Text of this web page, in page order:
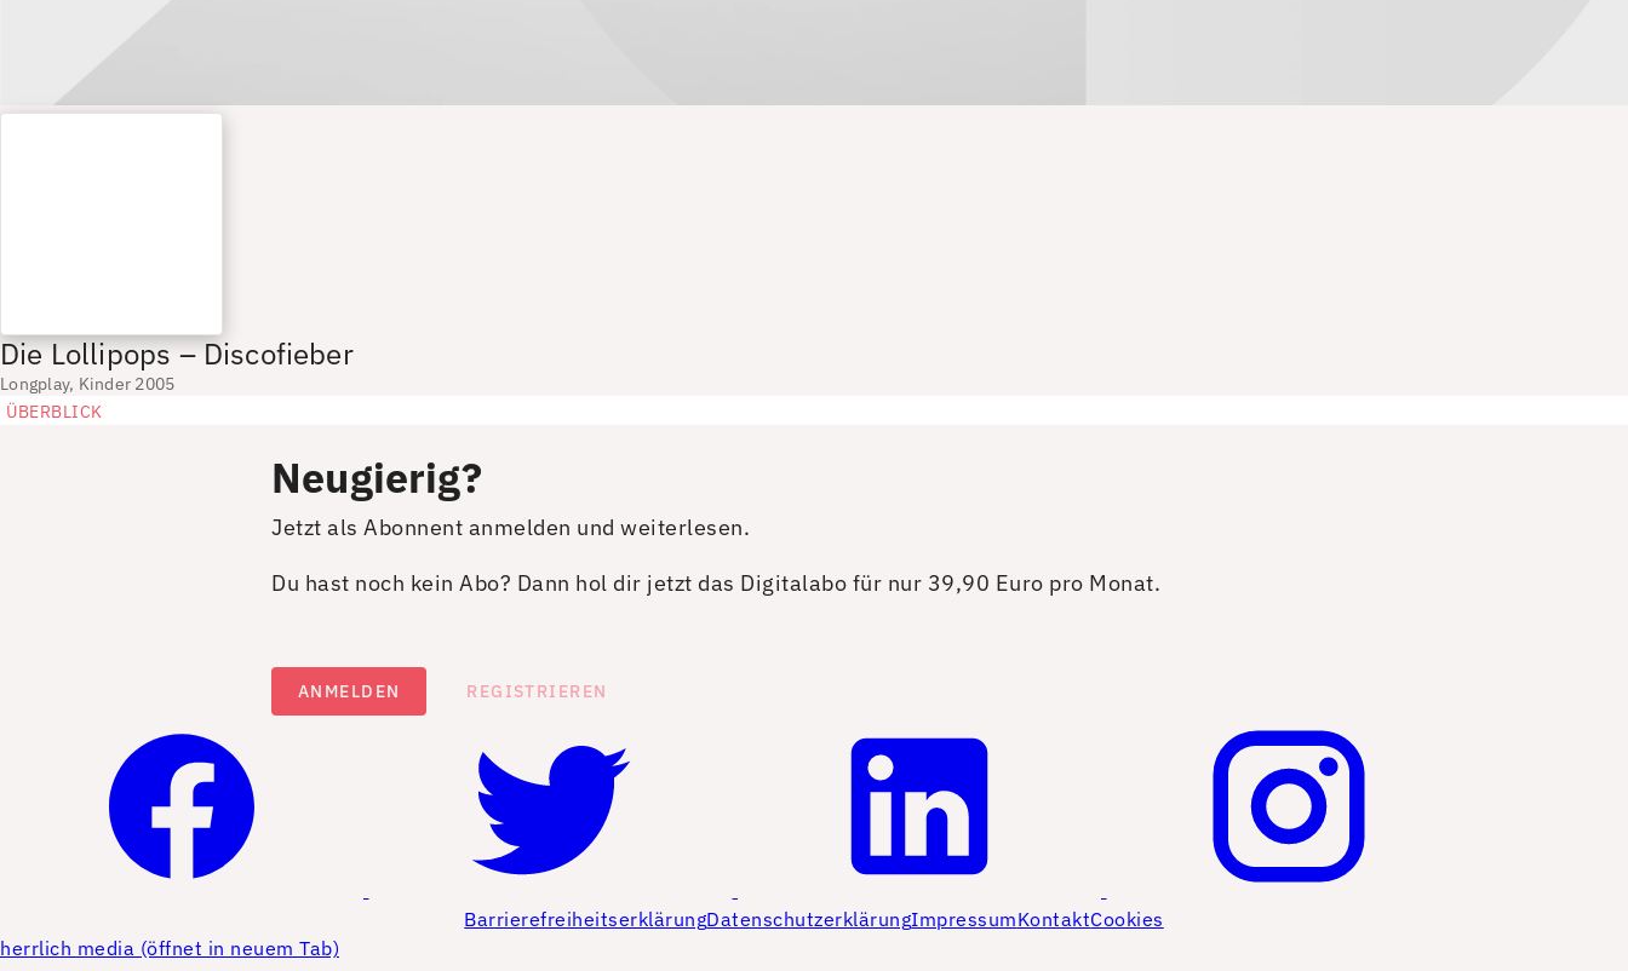
Die Lollipops – Discofieber
Longplay, Kinder 2005
ÜBERBLICK
Neugierig?
Jetzt als Abonnent anmelden und weiterlesen.
Du hast noch kein Abo? Dann hol dir jetzt das Digitalabo für nur 39,90 Euro pro Monat.
ANMELDEN REGISTRIEREN
BarrierefreiheitserklärungDatenschutzerklärungImpressumKontaktCookies
herrlich media (öffnet in neuem Tab)